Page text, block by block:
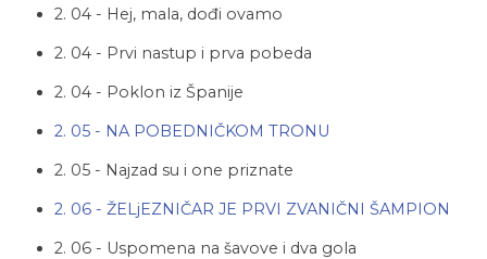
2. 04 - Hej, mala, dođi ovamo
2. 04 - Prvi nastup i prva pobeda
2. 04 - Poklon iz Španije
2. 05 - NA POBEDNIČKOM TRONU
2. 05 - Najzad su i one priznate
2. 06 - ŽELjEZNIČAR JE PRVI ZVANIČNI ŠAMPION
2. 06 - Uspomena na šavove i dva gola